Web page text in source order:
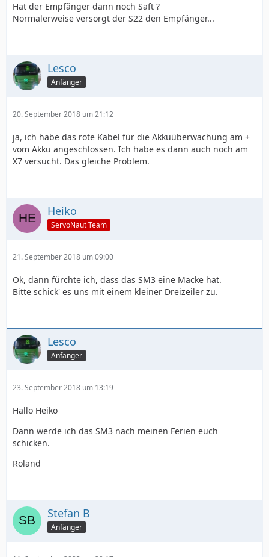
Hat der Empfänger dann noch Saft ?
Normalerweise versorgt der S22 den Empfänger...
Lesco
Anfänger
20. September 2018 um 21:12
ja, ich habe das rote Kabel für die Akkuüberwachung am +
vom Akku angeschlossen. Ich habe es dann auch noch am
X7 versucht. Das gleiche Problem.
Heiko
ServoNaut Team
21. September 2018 um 09:00
Ok, dann fürchte ich, dass das SM3 eine Macke hat.
Bitte schick' es uns mit einem kleiner Dreizeiler zu.
Lesco
Anfänger
23. September 2018 um 13:19
Hallo Heiko
Dann werde ich das SM3 nach meinen Ferien euch
schicken.
Roland
Stefan B
Anfänger